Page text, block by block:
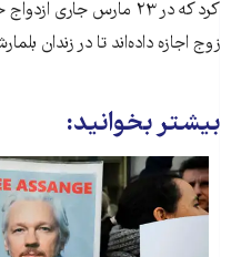
کرد که در ۲۳ مارس جاری
زوج اجازه داده‌اند تا در زندان
بیشتر بخوانید: